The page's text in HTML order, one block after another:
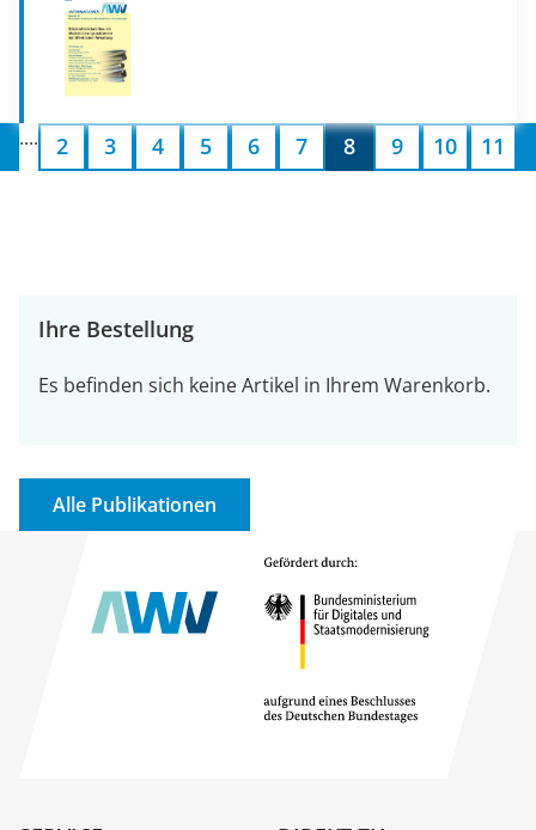
Ihre Bestellung
Es befinden sich keine Artikel in Ihrem Warenkorb.
Alle Publikationen
.... 2 3 4 5 6 7 8 9 10 11